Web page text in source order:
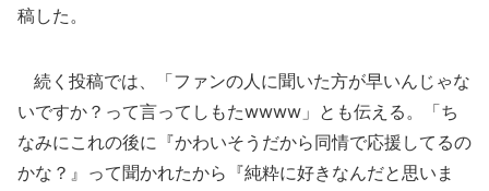
稿した。
続く投稿では、「ファンの人に聞いた方が早いんじゃな
いですか？って言ってしもたwwww」とも伝える。「ち
なみにこれの後に『かわいそうだから同情で応援してるの
かな？』って聞かれたから『純粋に好きなんだと思いま